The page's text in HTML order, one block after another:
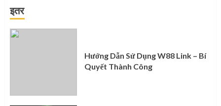
इतर
Hướng Dẫn Sử Dụng W88 Link – Bí
Quyết Thành Công